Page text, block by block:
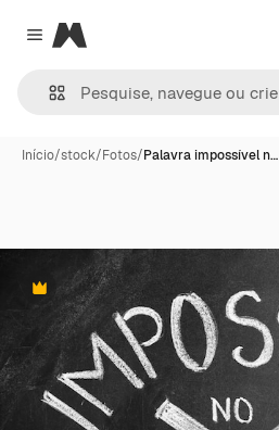
Close menu
Magnific
Início/stock/Fotos/Palavra impossível n…
Premium